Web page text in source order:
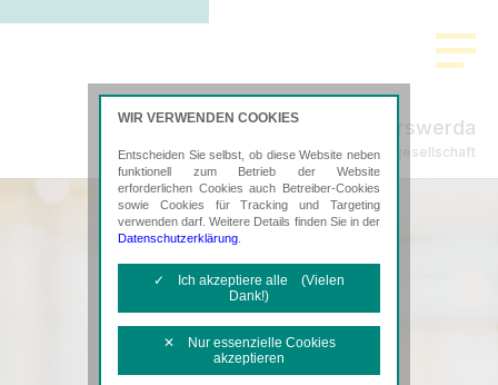
Freund Hoyerswerda
Steuerberatungsgesellschaft
WIR VERWENDEN COOKIES
Entscheiden Sie selbst, ob diese Website neben
funktionell zum Betrieb der Website
erforderlichen Cookies auch Betreiber-Cookies
sowie Cookies für Tracking und Targeting
verwenden darf. Weitere Details finden Sie in der
Datenschutzerklärung
✓ Ich akzeptiere alle (Vielen
Dank!)
✕ Nur essenzielle Cookies
akzeptieren